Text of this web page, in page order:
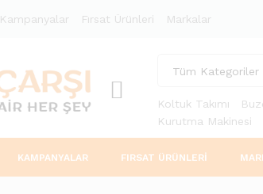
Kampanyalar Fırsat Ürünleri Markalar
Tüm Kategoriler
Koltuk Takımı
Kurutma Makinesi
KAMPANYALAR FIRSAT ÜRÜNLERI